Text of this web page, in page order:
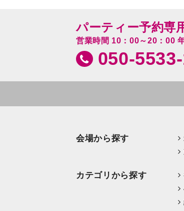
パーティー予約専
営業時間 10：00～20：00
050-
会場から探す
カテゴリから探す